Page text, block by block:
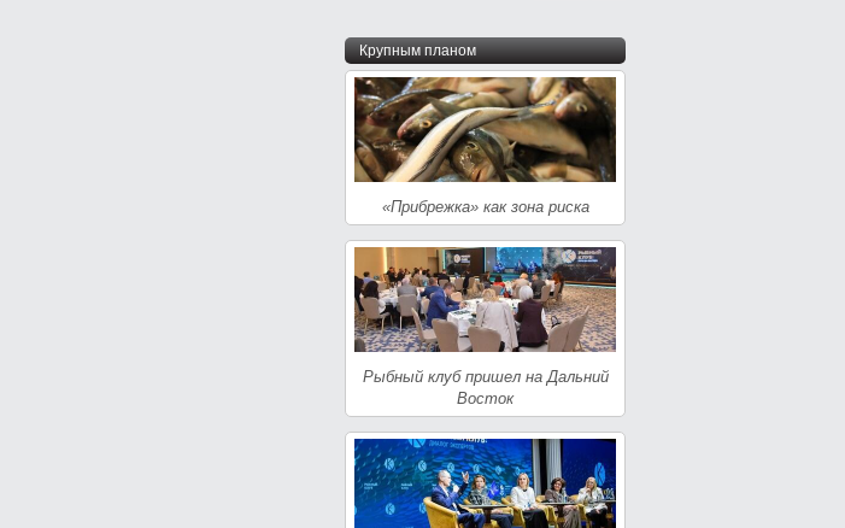
Крупным планом
«Прибрежка» как зона риска
Рыбный клуб пришел на Дальний
Восток